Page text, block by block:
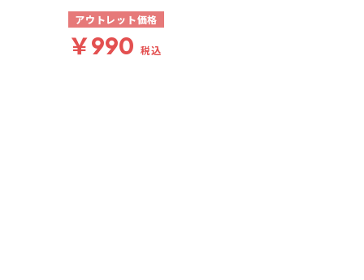
アウトレット価格
￥990 税込